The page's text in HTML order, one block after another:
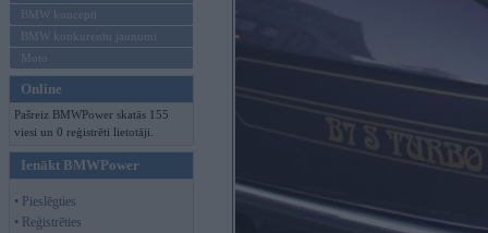
BMW koncepti
BMW konkurentu jaunumi
Moto
Online
Pašreiz BMWPower skatās 155
viesi un 0 reģistrēti lietotāji.
Ienākt BMWPower
• Pieslēgties
• Reģistrēties